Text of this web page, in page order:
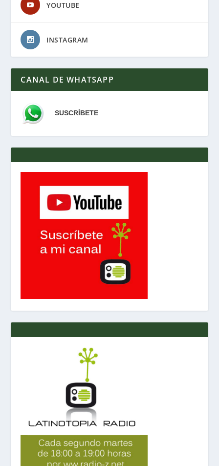
YOUTUBE
INSTAGRAM
CANAL DE WHATSAPP
SUSCRÍBETE